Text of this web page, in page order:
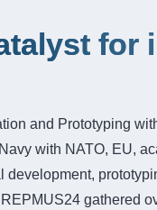
for
and Prototyping
with NATO, EU,
gathered